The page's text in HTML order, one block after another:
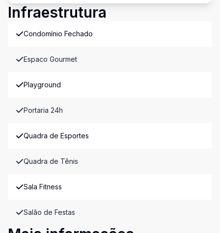
Infraestrutura
Condomínio Fechado
Espaco Gourmet
Playground
Portaria 24h
Quadra de Esportes
Quadra de Tênis
Sala Fitness
Salão de Festas